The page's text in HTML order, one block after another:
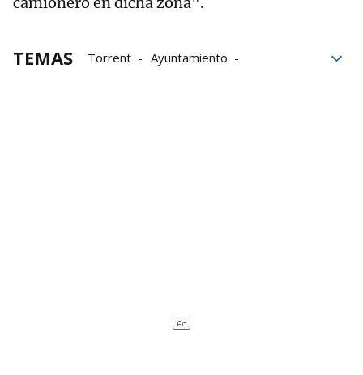
TEMAS Torrent
Ayuntamiento